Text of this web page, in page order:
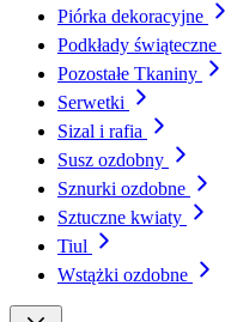
Piórka dekoracyjne
Podkłady świąteczne
Pozostałe Tkaniny
Serwetki
Sizal i rafia
Susz ozdobny
Sznurki ozdobne
Sztuczne kwiaty
Tiul
Wstążki ozdobne